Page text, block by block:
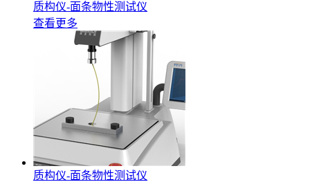
质构仪-面条物性测试仪
查看更多
质构仪-面条物性测试仪